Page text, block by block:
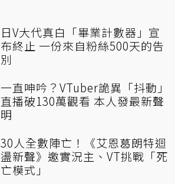
日V大代真白「畢業計數器」宣
布終止 一份來自粉絲500天的告
別
一直呻吟？VTuber詭異「抖動」
直播破130萬觀看 本人發最新聲
明
30人全數陣亡！《艾恩葛朗特迴
盪新聲》邀實況主、VT挑戰「死
亡模式」